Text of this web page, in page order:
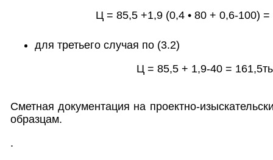
Ц = 85,5 +1,9 (0,4 • 80 + 0,6-100)
для третьего случая по (3.2)
Ц = 85,5 + 1,9-40 =
Сметная документация на проектно-
образцам.
.